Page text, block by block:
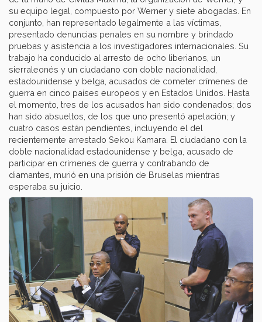
su equipo legal, compuesto por Werner y siete abogadas. En
conjunto, han representado legalmente a las víctimas,
presentado denuncias penales en su nombre y brindado
pruebas y asistencia a los investigadores internacionales. Su
trabajo ha conducido al arresto de ocho liberianos, un
sierraleonés y un ciudadano con doble nacionalidad,
estadounidense y belga, acusados de cometer crímenes de
guerra en cinco países europeos y en Estados Unidos. Hasta
el momento, tres de los acusados han sido condenados; dos
han sido absueltos, de los que uno presentó apelación; y
cuatro casos están pendientes, incluyendo el del
recientemente arrestado Sekou Kamara. El ciudadano con la
doble nacionalidad estadounidense y belga, acusado de
participar en crímenes de guerra y contrabando de
diamantes, murió en una prisión de Bruselas mientras
esperaba su juicio.